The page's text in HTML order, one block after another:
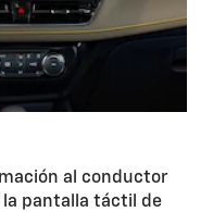
al conductor
la pantalla táctil de